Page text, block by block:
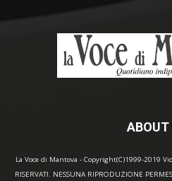
ABOUT
La Voce di Mantova - Copyright(C)1999-2019
RISERVATI. NESSUNA RIPRODUZIONE